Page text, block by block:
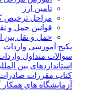
تامین ارز
مراحل ترخیص
قوانین حمل و
حمل و نقل بین
پکیج آموزشی واردات
سوالات متداول
استانداردهای بین
کتاب مقررات صادرات و
آزمایشگاه های